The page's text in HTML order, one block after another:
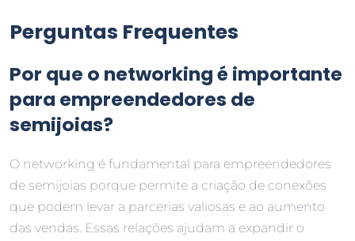
Perguntas Frequentes
Por que o networking é importante
para empreendedores de
semijoias?
O networking é fundamental para empreendedores
de semijoias porque permite a criação de conexões
que podem levar a parcerias valiosas e ao aumento
das vendas. Essas relações ajudam a expandir o